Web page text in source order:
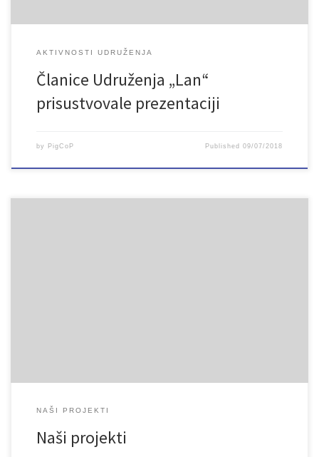
AKTIVNOSTI UDRUŽENJA
Članice Udruženja „Lan“
prisustvovale prezentaciji
by PigCoP Published09/07/2018
NAŠI PROJEKTI
Naši projekti